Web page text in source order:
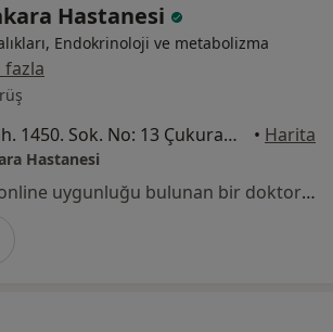
Hastanesi
Endokrinoloji ve metabolizma
fazla
Kızılırmak Mah. 1450. Sok. No: 13 Çukurambar, Ankara • Harita
Hastanesi
Bu kurumda online uygunluğu bulunan bir doktor veya uzman bulunamadı